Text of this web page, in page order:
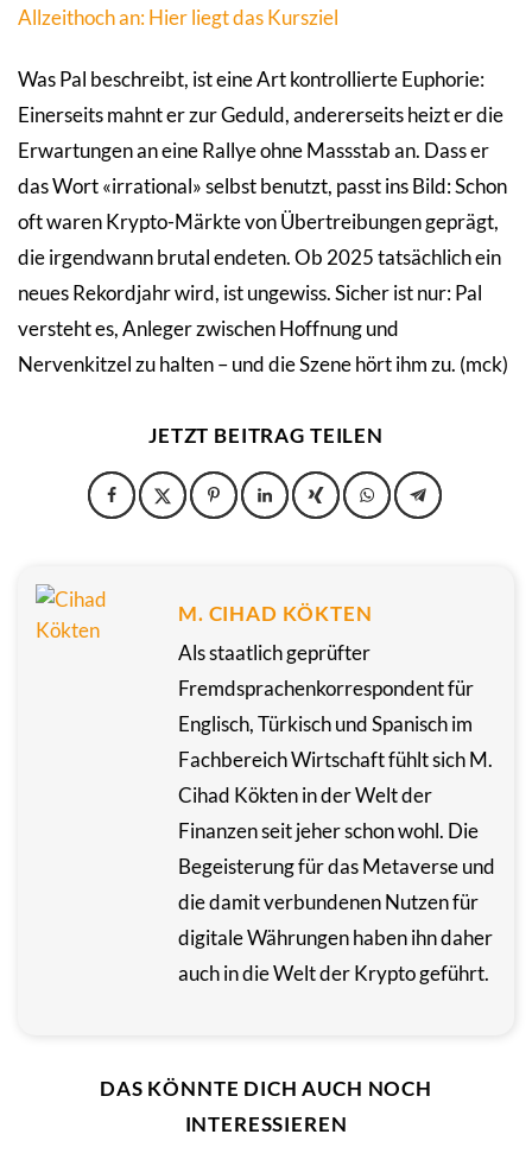
Allzeithoch an: Hier liegt das Kursziel
Was Pal beschreibt, ist eine Art kontrollierte Euphorie:
Einerseits mahnt er zur Geduld, andererseits heizt er die
Erwartungen an eine Rallye ohne Massstab an. Dass er
das Wort «irrational» selbst benutzt, passt ins Bild: Schon
oft waren Krypto-Märkte von Übertreibungen geprägt,
die irgendwann brutal endeten. Ob 2025 tatsächlich ein
neues Rekordjahr wird, ist ungewiss. Sicher ist nur: Pal
versteht es, Anleger zwischen Hoffnung und
Nervenkitzel zu halten – und die Szene hört ihm zu. (mck)
JETZT BEITRAG TEILEN
M. CIHAD KÖKTEN
Als staatlich geprüfter
Fremdsprachenkorrespondent für
Englisch, Türkisch und Spanisch im
Fachbereich Wirtschaft fühlt sich M.
Cihad Kökten in der Welt der
Finanzen seit jeher schon wohl. Die
Begeisterung für das Metaverse und
die damit verbundenen Nutzen für
digitale Währungen haben ihn daher
auch in die Welt der Krypto geführt.
DAS KÖNNTE DICH AUCH NOCH
INTERESSIEREN